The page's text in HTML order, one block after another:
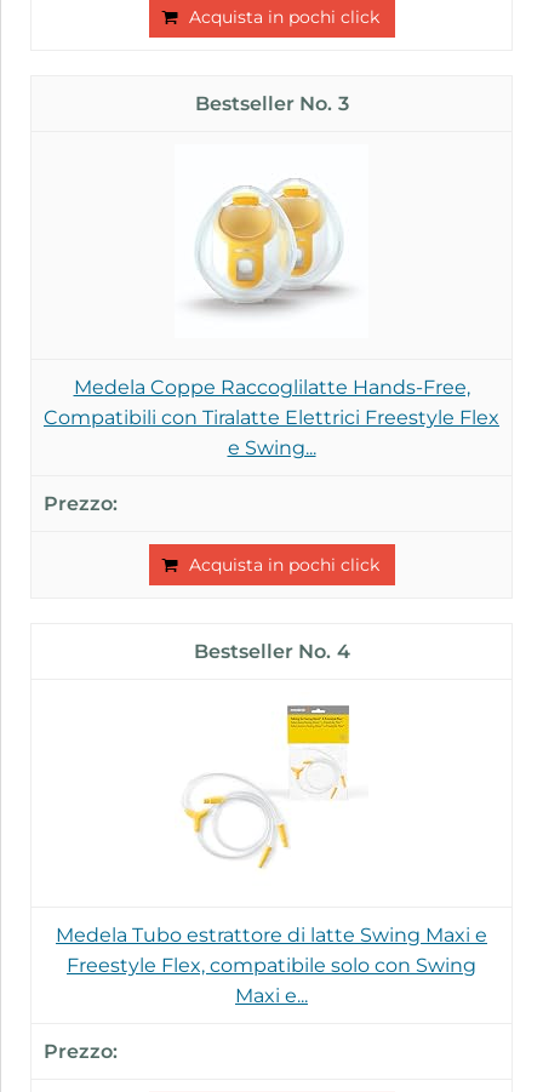
Acquista in pochi click
3
Medela Coppe Raccoglilatte Hands-Free,
Compatibili con Tiralatte Elettrici Freestyle Flex
e Swing...
Acquista in pochi click
4
Medela Tubo estrattore di latte Swing Maxi e
Freestyle Flex, compatibile solo con Swing
Maxi e...